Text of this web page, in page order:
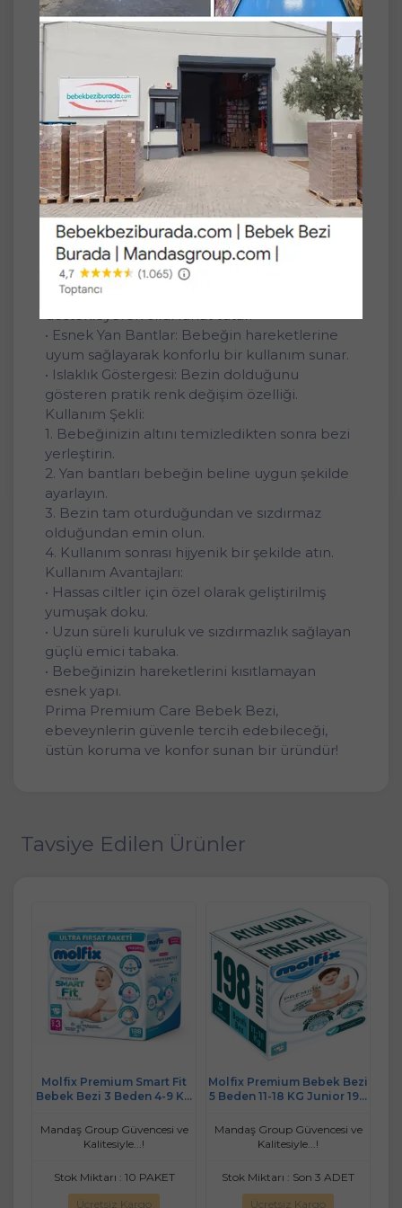
Prima Premium Care Bebek Bezi, özel
tasarımı ve üstün koruma sağlayan yapısıyla
bebeklerin hassas cildine uyum sağlar. Ultra
yumuşak dokusu ve güçlü emici tabakası
sayesinde gün boyu kuru ve rahat bir
kullanım sunar. Nefes alabilen yüzeyi
sayesinde pişik ve tahriş riskini azaltmaya
yardımcı olur.
Ürün Özellikleri:
• Ultra Yumuşak Doku: Bebeklerin hassas cildi
için özel olarak tasarlanmıştır.
• 5 Katmanlı Emici Sistem: Sıvıyı hızla emer ve
uzun süre kuruluk sağlar.
• Nefes Alabilen Yüzey: Hava akışını
destekleyerek cildi rahat tutar.
• Esnek Yan Bantlar: Bebeğin hareketlerine
uyum sağlayarak konforlu bir kullanım sunar.
• Islaklık Göstergesi: Bezin dolduğunu
gösteren pratik renk değişim özelliği.
Kullanım Şekli:
1. Bebeğinizin altını temizledikten sonra bezi
yerleştirin.
2. Yan bantları bebeğin beline uygun şekilde
ayarlayın.
3. Bezin tam oturduğundan ve sızdırmaz
olduğundan emin olun.
4. Kullanım sonrası hijyenik bir şekilde atın.
Kullanım Avantajları:
• Hassas ciltler için özel olarak geliştirilmiş
yumuşak doku.
• Uzun süreli kuruluk ve sızdırmazlık sağlayan
güçlü emici tabaka.
• Bebeğinizin hareketlerini kısıtlamayan
esnek yapı.
Prima Premium Care Bebek Bezi,
ebeveynlerin güvenle tercih edebileceği,
üstün koruma ve konfor sunan bir üründür!
Tavsiye Edilen Ürünler
Molfix Premium Smart Fit
Bebek Bezi 3 Beden 4-9 KG
Ultra Fırsat Pk
Mandaş Group Güvencesi ve
Kalitesiyle...!
Stok Miktarı : 10 PAKET
Ücretsiz Kargo
Molfix Premium Bebek Bezi
5 Beden 11-18 KG Junior 198
Mandaş Group Güvencesi ve
Kalitesiyle...!
Stok Miktarı : Son 3 ADET
Ücretsiz Kargo